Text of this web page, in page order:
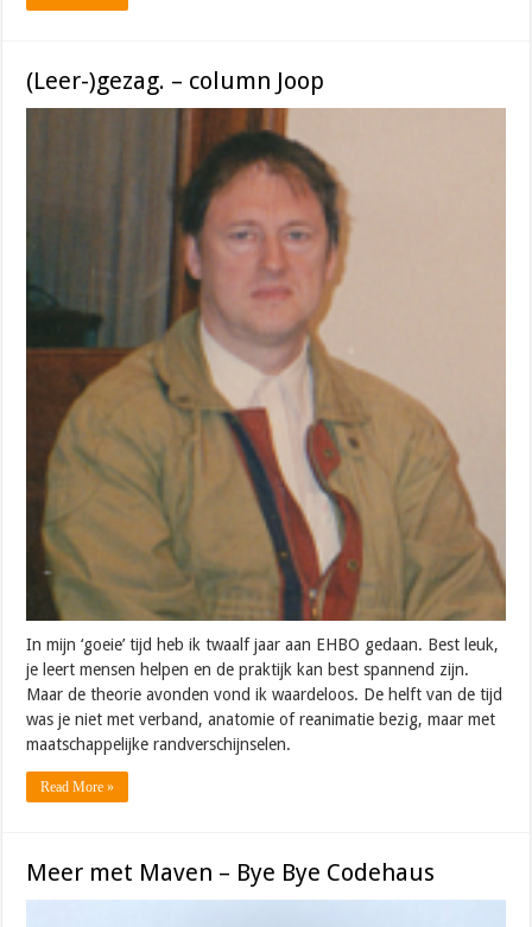
(Leer-)gezag. – column Joop
In mijn ‘goeie’ tijd heb ik twaalf jaar aan EHBO gedaan. Best leuk,
je leert mensen helpen en de praktijk kan best spannend zijn.
Maar de theorie avonden vond ik waardeloos. De helft van de tijd
was je niet met verband, anatomie of reanimatie bezig, maar met
maatschappelijke randverschijnselen.
Read More »
Meer met Maven – Bye Bye Codehaus